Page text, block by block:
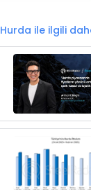
Hurda ile ilgili